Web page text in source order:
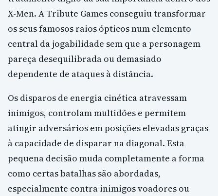
X-Men. A Tribute Games conseguiu transformar
os seus famosos raios ópticos num elemento
central da jogabilidade sem que a personagem
pareça desequilibrada ou demasiado
dependente de ataques à distância.
Os disparos de energia cinética atravessam
inimigos, controlam multidões e permitem
atingir adversários em posições elevadas graças
à capacidade de disparar na diagonal. Esta
pequena decisão muda completamente a forma
como certas batalhas são abordadas,
especialmente contra inimigos voadores ou